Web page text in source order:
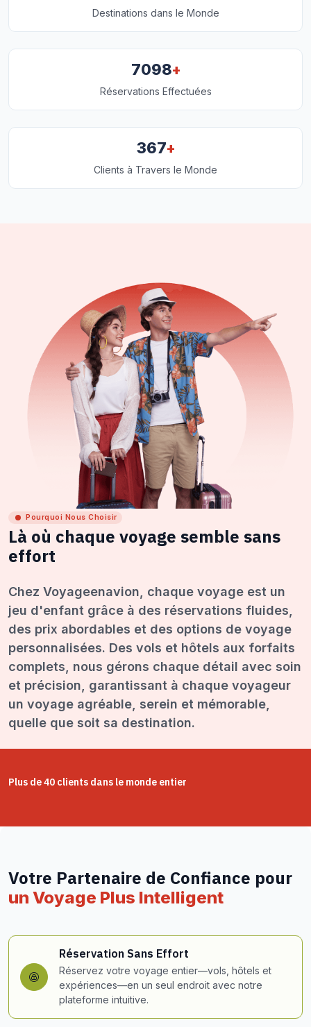
Destinations dans le Monde
7098+
Réservations Effectuées
367+
Clients à Travers le Monde
Pourquoi Nous Choisir
Là où chaque voyage semble sans
effort
Chez Voyageenavion, chaque voyage est un
jeu d'enfant grâce à des réservations fluides,
des prix abordables et des options de voyage
personnalisées. Des vols et hôtels aux forfaits
complets, nous gérons chaque détail avec soin
et précision, garantissant à chaque voyageur
un voyage agréable, serein et mémorable,
quelle que soit sa destination.
Plus de 40 clients dans le monde entier
Votre Partenaire de Confiance pour
un Voyage Plus Intelligent
Réservation Sans Effort
Réservez votre voyage entier—vols, hôtels et
expériences—en un seul endroit avec notre
plateforme intuitive.